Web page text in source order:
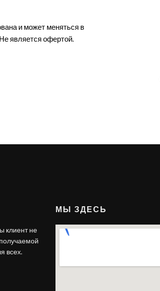
и может меняться в
является офертой.
клиент не
всех.
МЫ ЗДЕСЬ